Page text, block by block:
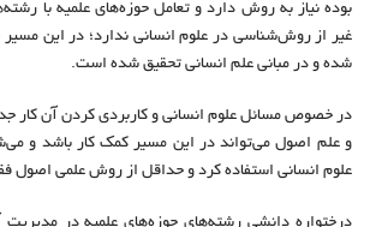
بوده نیاز به روش دارد و تعامل حوزه‌های علمیه با
غیر از روش‌شناسی در علوم انسانی ندارد؛ در این مسیر
شده و در مبانی علم انسانی تحقیق شده است.
در خصوص مسائل علوم انسانی و کاربردی کردن آن کار
و علم اصول می‌‌تواند در این مسیر کمک کار باشد و
علوم انسانی استفاده کرد و حداقل از روش علمی اصول
درختواره دانشی رشته‌های حوزه‌های علمیه در